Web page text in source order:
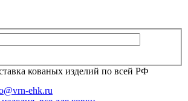
кованых изделий по всей РФ
ehk.ru